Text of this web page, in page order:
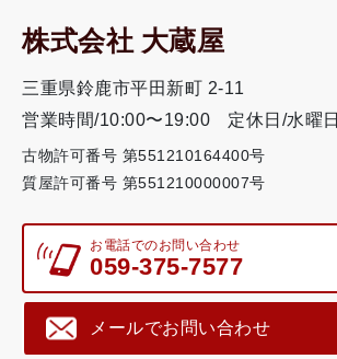
株式会社 大蔵屋
三重県鈴鹿市平田新町 2-11
営業時間/10:00〜19:00
定休日/水曜日
古物許可番号 第551210164400号
質屋許可番号 第551210000007号
お電話でのお問い合わせ
059-375-7577
メールでお問い合わせ